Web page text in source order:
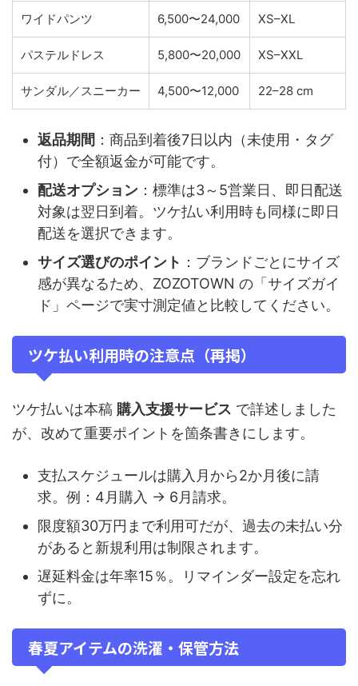
ワイドパンツ 6,500〜24,000 XS–XL
パステルドレス 5,800〜20,000 XS–XXL
サンダル／スニーカー 4,500〜12,000 22–28 cm
返品期間 ：商品到着後7日以内（未使用・タグ
付）で全額返金が可能です。
配送オプション ：標準は3～5営業日、即日配送
対象は翌日到着。ツケ払い利用時も同様に即日
配送を選択できます。
サイズ選びのポイント ：ブランドごとにサイズ
感が異なるため、ZOZOTOWN の「サイズガイ
ド」ページで実寸測定値と比較してください。
ツケ払い利用時の注意点（再掲）
ツケ払いは本稿 購入支援サービス で詳述しました
が、改めて重要ポイントを箇条書きにします。
支払スケジュールは購入月から2か月後に請
求。例：4月購入 → 6月請求。
限度額30万円まで利用可だが、過去の未払い分
があると新規利用は制限されます。
遅延料金は年率15％。リマインダー設定を忘れ
ずに。
春夏アイテムの洗濯・保管方法